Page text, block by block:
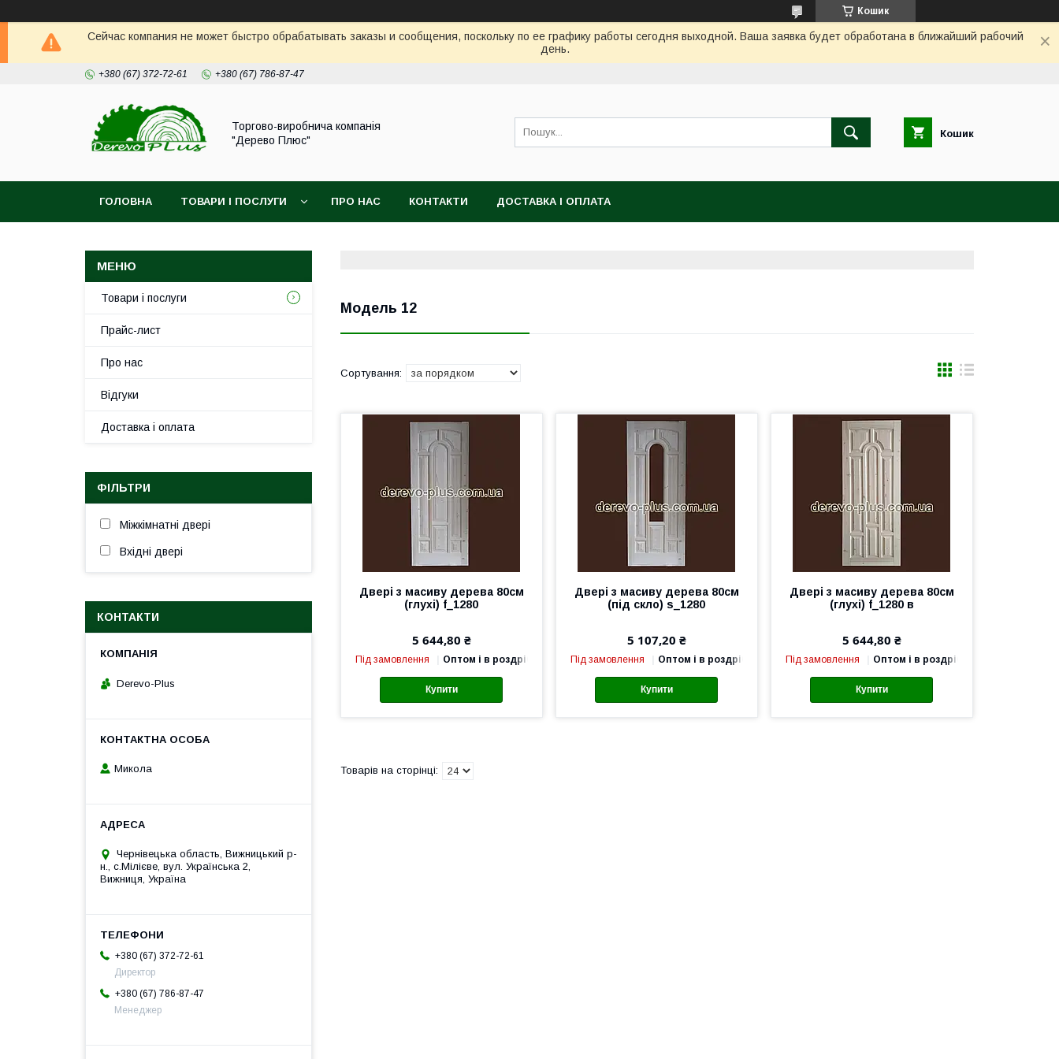
Кошик
Сейчас компания не может быстро обрабатывать заказы и сообщения, поскольку по ее графику работы сегодня выходной. Ваша заявка будет обработана в ближайший рабочий
день.
+380 (67) 372-72-61 +380 (67) 786-87-47
Торгово-виробнича компанія
"Дерево Плюс"
Кошик
ГОЛОВНА ТОВАРИ І ПОСЛУГИ ПРО НАС КОНТАКТИ ДОСТАВКА І ОПЛАТА
Модель 12
Двері з масиву дерева 80см
(глухі) f_1280
5 644,80 ₴
Під замовлення Оптом і в роздріб
Купити
Двері з масиву дерева 80см
(під скло) s_1280
5 107,20 ₴
Під замовлення Оптом і в роздріб
Купити
Двері з масиву дерева 80см
(глухі) f_1280 в
5 644,80 ₴
Під замовлення Оптом і в роздріб
Купити
Товари і послуги
Прайс-лист
Про нас
Відгуки
Доставка і оплата
ФІЛЬТРИ
Міжкімнатні двері
Вхідні двері
КОНТАКТИ
Derevo-Plus
Микола
Чернівецька область, Вижницький р-
н., с.Мілієве, вул. Українська 2,
Вижниця, Україна
+380 (67) 372-72-61
Директор
+380 (67) 786-87-47
Менеджер